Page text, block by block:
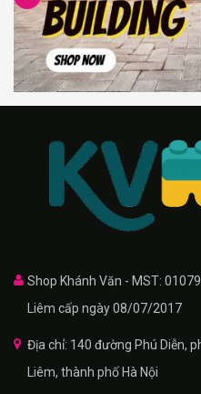
Shop Khánh Văn - MST:
Liêm cấp ngày 08/07/2017
Địa chỉ: 140 đường Phú Diễn,
Liêm, thành phố Hà Nội